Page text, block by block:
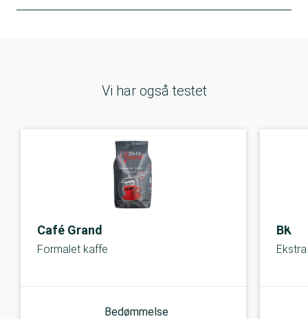
Vi har også testet
Café Grand
Formalet kaffe
Bedømmelse
BKI
Ekstra